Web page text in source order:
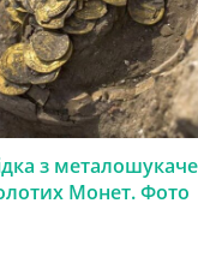
з
Монет. Фото